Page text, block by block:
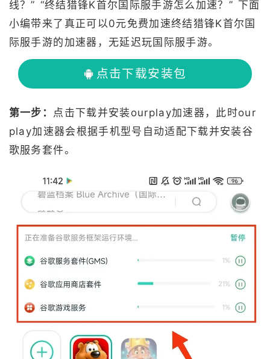
线？” “终结猎锋K首尔国际服手游怎么加速？” 下面
小编带来了真正可以0元免费加速终结猎锋K首尔国
际服手游的加速器，无延迟玩国际服手游。
点击下载安装包
第一步： 点击下载并安装ourplay加速器，此时our
play加速器会根据手机型号自动适配下载并安装谷
歌服务套件。